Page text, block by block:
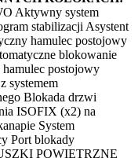
Aktywny system
stabilizacji Asystent
hamulec postojowy
blokowanie
postojowy
systemem
Blokada drzwi
ISOFIX (x2) na
System
Port blokady
POWIETRZNE